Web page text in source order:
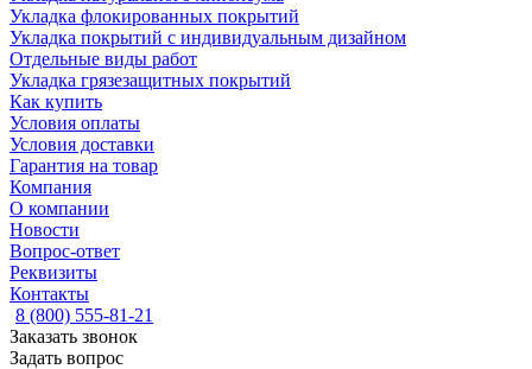
Укладка флокированных покрытий
Укладка покрытий с индивидуальным дизайном
Отдельные виды работ
Укладка грязезащитных покрытий
Как купить
Условия оплаты
Условия доставки
Гарантия на товар
Компания
О компании
Новости
Вопрос-ответ
Реквизиты
Контакты
8 (800) 555-81-21
Заказать звонок
Задать вопрос